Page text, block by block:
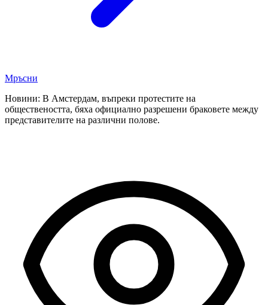
Мръсни
Новини: В Амстердам, въпреки протестите на
обществеността, бяха официално разрешени браковете между
представителите на различни полове.